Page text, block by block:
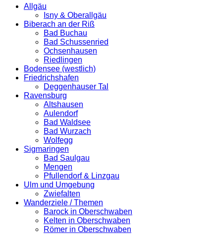
Allgäu
Isny & Oberallgäu
Biberach an der Riß
Bad Buchau
Bad Schussenried
Ochsenhausen
Riedlingen
Bodensee (westlich)
Friedrichshafen
Deggenhauser Tal
Ravensburg
Altshausen
Aulendorf
Bad Waldsee
Bad Wurzach
Wolfegg
Sigmaringen
Bad Saulgau
Mengen
Pfullendorf & Linzgau
Ulm und Umgebung
Zwiefalten
Wanderziele / Themen
Barock in Oberschwaben
Kelten in Oberschwaben
Römer in Oberschwaben